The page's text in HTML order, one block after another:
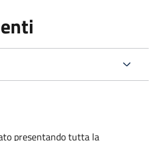
presentando tutta la